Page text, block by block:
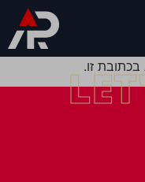
זו.